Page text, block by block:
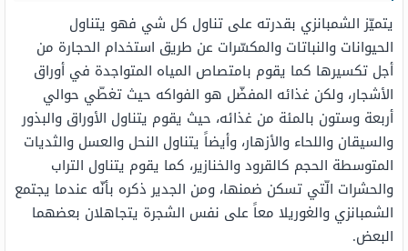
يتميّز الشمبانزي بقدرته على تناول كل شي فهو يتناول
الحيوانات والنباتات والمكسّرات عن طريق استخدام الحجارة من
أجل تكسيرها كما يقوم بامتصاص المياه المتواجدة في أوراق
الأشجار، ولكن غذائه المفضّل هو الفواكه حيث تغطّي حوالي
أربعة وستون بالمئة من غذائه، حيث يقوم يتناول الأوراق والبذور
والسيقان واللحاء والأزهار، وأيضاً يتناول النحل والعسل والثديات
المتوسطة الحجم كالقرود والخنازير، كما يقوم يتناول التراب
والحشرات الّتي تسكن ضمنها، ومن الجدير ذكره بأنّه عندما يجتمع
الشمبانزي والغوريلا معاً على نفس الشجرة يتجاهلان بعضهما
البعض.